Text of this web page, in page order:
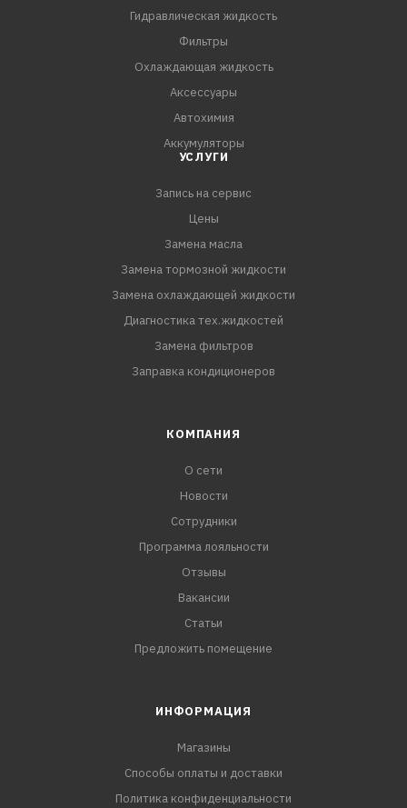
Гидравлическая жидкость
Фильтры
Охлаждающая жидкость
Аксессуары
Автохимия
Аккумуляторы
УСЛУГИ
Запись на сервис
Цены
Замена масла
Замена тормозной жидкости
Замена охлаждающей жидкости
Диагностика тех.жидкостей
Замена фильтров
Заправка кондиционеров
КОМПАНИЯ
О сети
Новости
Сотрудники
Программа лояльности
Отзывы
Вакансии
Статьи
Предложить помещение
ИНФОРМАЦИЯ
Магазины
Способы оплаты и доставки
Политика конфиденциальности